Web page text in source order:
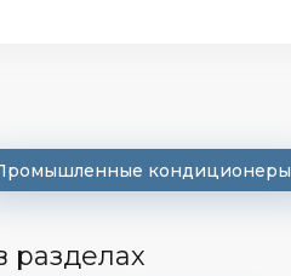
кондиционеры
разделах